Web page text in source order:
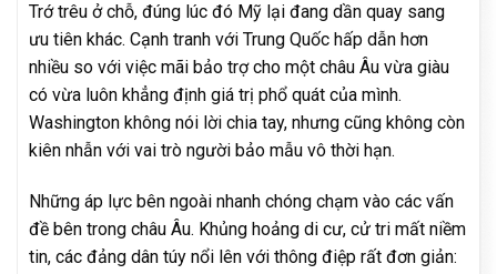
Trớ trêu ở chỗ, đúng lúc đó Mỹ lại đang dần quay sang
ưu tiên khác. Cạnh tranh với Trung Quốc hấp dẫn hơn
nhiều so với việc mãi bảo trợ cho một châu Âu vừa giàu
có vừa luôn khẳng định giá trị phổ quát của mình.
Washington không nói lời chia tay, nhưng cũng không còn
kiên nhẫn với vai trò người bảo mẫu vô thời hạn.
Những áp lực bên ngoài nhanh chóng chạm vào các vấn
đề bên trong châu Âu. Khủng hoảng di cư, cử tri mất niềm
tin, các đảng dân túy nổi lên với thông điệp rất đơn giản: